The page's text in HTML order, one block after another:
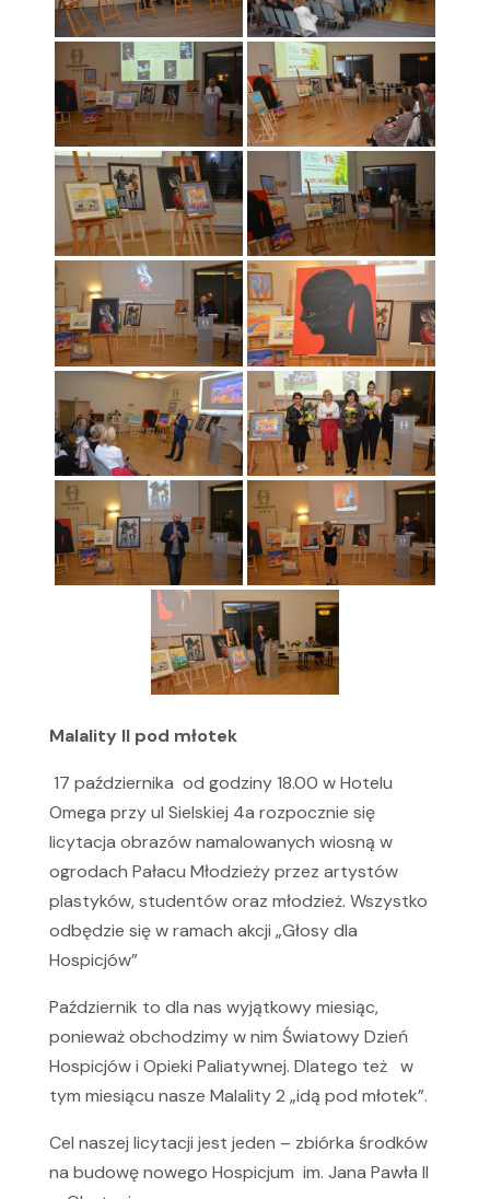
Malality II pod młotek
17 października od godziny 18.00 w Hotelu
Omega przy ul Sielskiej 4a rozpocznie się
licytacja obrazów namalowanych wiosną w
ogrodach Pałacu Młodzieży przez artystów
plastyków, studentów oraz młodzież. Wszystko
odbędzie się w ramach akcji „Głosy dla
Hospicjów”
Październik to dla nas wyjątkowy miesiąc,
ponieważ obchodzimy w nim Światowy Dzień
Hospicjów i Opieki Paliatywnej. Dlatego też w
tym miesiącu nasze Malality 2 „idą pod młotek”.
Cel naszej licytacji jest jeden – zbiórka środków
na budowę nowego Hospicjum im. Jana Pawła II